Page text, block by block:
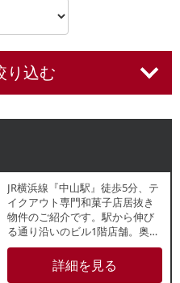
り込む
JR横浜線『中山駅』徒歩5分、テ
イクアウト専門和菓子店居抜き
物件のご紹介です。駅から伸び
る通り沿いのビル1階店舗。奥行
きのある長方形の店内は約6.5坪
の小箱物件です。諸条件等、お
気軽にお問合せください。
詳細を見る